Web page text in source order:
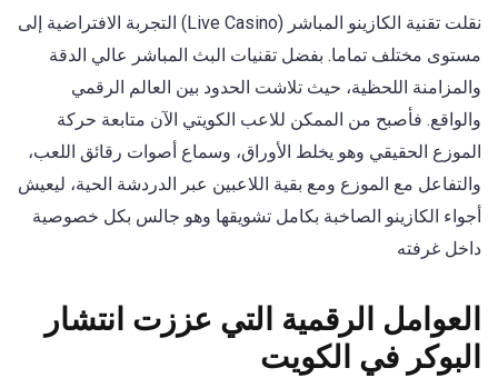
نقلت تقنية الكازينو المباشر (Live Casino) التجربة الافتراضية إلى
مستوى مختلف تماما. بفضل تقنيات البث المباشر عالي الدقة
والمزامنة اللحظية، حيث تلاشت الحدود بين العالم الرقمي
والواقع. فأصبح من الممكن للاعب الكويتي الآن متابعة حركة
الموزع الحقيقي وهو يخلط الأوراق، وسماع أصوات رقائق اللعب،
والتفاعل مع الموزع ومع بقية اللاعبين عبر الدردشة الحية، ليعيش
أجواء الكازينو الصاخبة بكامل تشويقها وهو جالس بكل خصوصية
داخل غرفته
العوامل الرقمية التي عززت انتشار
البوكر في الكويت